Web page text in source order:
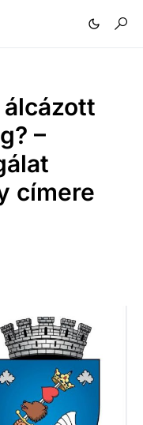
–
címere